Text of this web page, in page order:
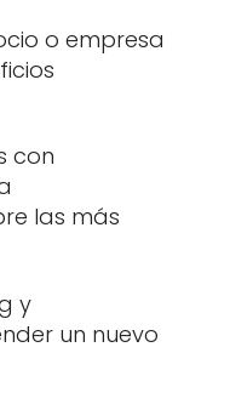
o empresa
con
las más
y
un nuevo